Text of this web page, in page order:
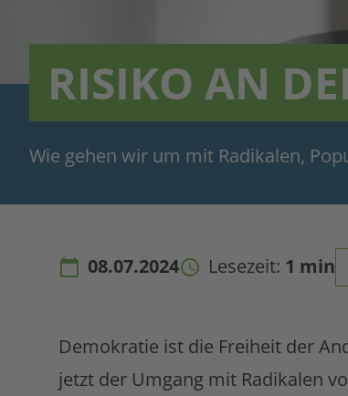
RISIKO AN
Wie gehen wir um mit Radikalen,
08.07.2024 Lesezeit: 1 min
Demokratie ist die Freiheit der
jetzt der Umgang mit Radikalen